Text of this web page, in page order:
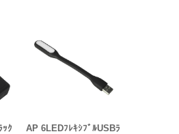
ｯｸ
AP 6LEDﾌﾚｷｼﾌﾞﾙUSBﾗ